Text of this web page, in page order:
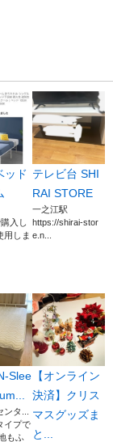
ッド
入し
用しま
テレビ台 SHI
RAI STORE
一之江駅
https://shirai-stor
e.n...
Slee
タ...
イプで
もふ
【オンライン
決済】クリス
マスグッズま
と...